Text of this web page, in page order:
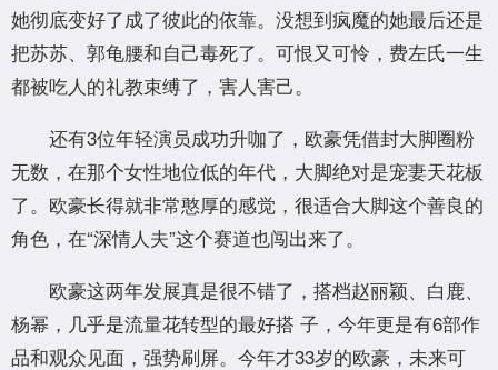
她彻底变好了成了彼此的依靠。没想到疯魔的她最后还是
把苏苏、郭龟腰和自己毒死了。可恨又可怜，费左氏一生
都被吃人的礼教束缚了，害人害己。
还有3位年轻演员成功升咖了，欧豪凭借封大脚圈粉
无数，在那个女性地位低的年代，大脚绝对是宠妻天花板
了。欧豪长得就非常憨厚的感觉，很适合大脚这个善良的
角色，在“深情人夫”这个赛道也闯出来了。
欧豪这两年发展真是很不错了，搭档赵丽颖、白鹿、
杨幂，几乎是流量花转型的最好搭 子，今年更是有6部作
品和观众见面，强势刷屏。今年才33岁的欧豪，未来可